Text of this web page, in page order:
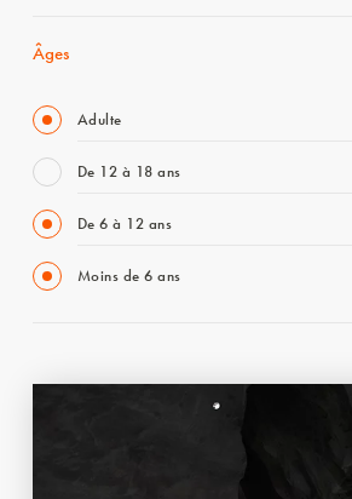
Âges
Adulte
De 12 à 18 ans
De 6 à 12 ans
Moins de 6 ans